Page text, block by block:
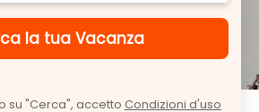
su "Cerca", accetto Condizioni d'uso